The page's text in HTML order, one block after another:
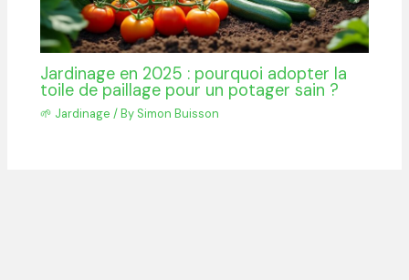
Jardinage en 2025 : pourquoi adopter la
toile de paillage pour un potager sain ?
🌱 Jardinage / By Simon Buisson